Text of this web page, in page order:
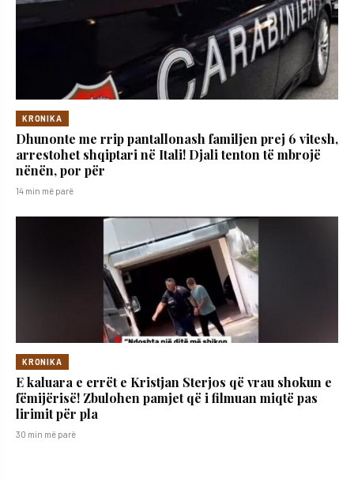
KRONIKA
Dhunonte me rrip pantallonash familjen prej 6 vitesh,
arrestohet shqiptari në Itali! Djali tenton të mbrojë
nënën, por për
14 min më parë
KRONIKA
E kaluara e errët e Kristjan Sterjos që vrau shokun e
fëmijërisë! Zbulohen pamjet që i filmuan miqtë pas
lirimit për pla
30 min më parë